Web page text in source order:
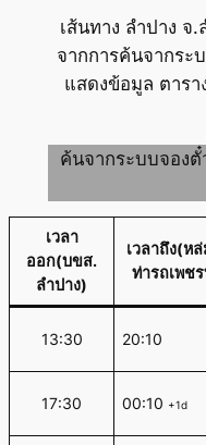
เส้นทาง ลำปาง จ
จากการค้นจากระ
แสดงข้อมูล ตารา
ค้นจากระบบจอง
เวลา
ออก(บขส.
ลำปาง)
เวลาถึง(ห
ท่ารถเพช
13:30 20:10
17:30 00:10 +1d